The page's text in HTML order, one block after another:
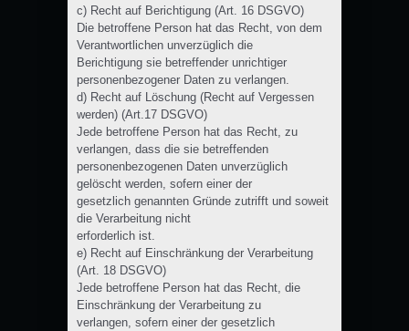
c) Recht auf Berichtigung (Art. 16 DSGVO)
Die betroffene Person hat das Recht, von dem
Verantwortlichen unverzüglich die
Berichtigung sie betreffender unrichtiger
personenbezogener Daten zu verlangen.
d) Recht auf Löschung (Recht auf Vergessen
werden) (Art.17 DSGVO)
Jede betroffene Person hat das Recht, zu
verlangen, dass die sie betreffenden
personenbezogenen Daten unverzüglich
gelöscht werden, sofern einer der
gesetzlich genannten Gründe zutrifft und soweit
die Verarbeitung nicht
erforderlich ist.
e) Recht auf Einschränkung der Verarbeitung
(Art. 18 DSGVO)
Jede betroffene Person hat das Recht, die
Einschränkung der Verarbeitung zu
verlangen, sofern einer der gesetzlich